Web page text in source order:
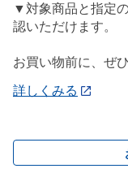
▼対象商品と指定
認いただけます。
お買い物前に、ぜ
詳しくみる